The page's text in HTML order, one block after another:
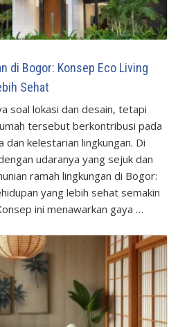
di Bogor: Konsep Eco Living
Sehat
soal lokasi dan desain, tetapi
tersebut berkontribusi pada
dan kelestarian lingkungan. Di
udaranya yang sejuk dan
ramah lingkungan di Bogor:
yang lebih sehat semakin
ini menawarkan gaya …